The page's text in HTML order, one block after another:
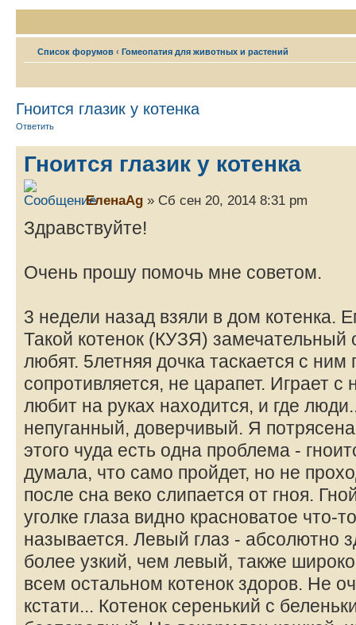
Список форумов ‹ Гомеопатия для животных и растений
Гноится глазик у котенка
Ответить
Гноится глазик у котенка
ЕленаAg » Сб сен 20, 2014 8:31 pm
Здравствуйте!
Очень прошу помочь мне советом.
3 недели назад взяли в дом котенка.
Такой котенок (КУЗЯ) замечательный
любят. 5летняя дочка таскается с ним
сопротивляется, не царапет. Играет с
любит на руках находится, и где
непуганный, доверчивый. Я
этого чуда есть одна проблема -
думала, что само пройдет, но не
после сна веко слипается от гноя.
уголке глаза видно красноватое что-
называется. Левый глаз - абсолютно
более узкий, чем левый, также
всем остальном котенок здоров. Не
кстати... Котенок серенький с